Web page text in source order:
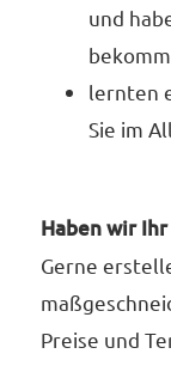
und
lernten
Sie im
Haben wir
Gerne
Preise und